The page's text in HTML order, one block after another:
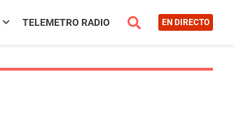
TELEMETRO RADIO EN DIRECTO